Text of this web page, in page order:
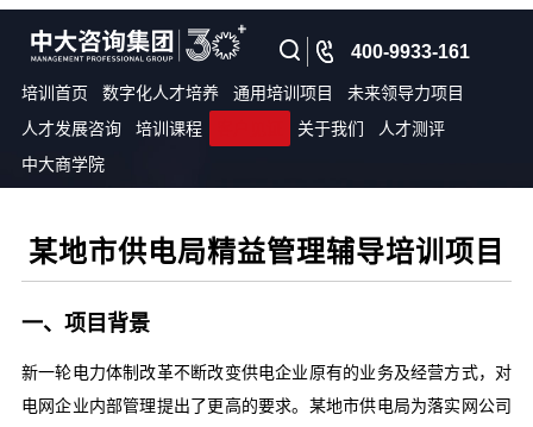
培训首页 数字化人才培养 通用培训项目
未来领导力项目
人才发展咨询
培训课程 关于我们
人才测评
中大商学院
400-9933-161
某地市供电局精益管理辅导培训项目
一、项目背景
新一轮电力体制改革不断改变供电企业原有的业务及经营方式，对
电网企业内部管理提出了更高的要求。某地市供电局为落实网公司